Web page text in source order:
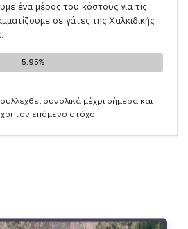
ένα μέρος του κόστους για τις
σε γάτες της Χαλκιδικής,
5.95%
5.95%
συνολικά μέχρι σήμερα και
τον επόμενο στόχο